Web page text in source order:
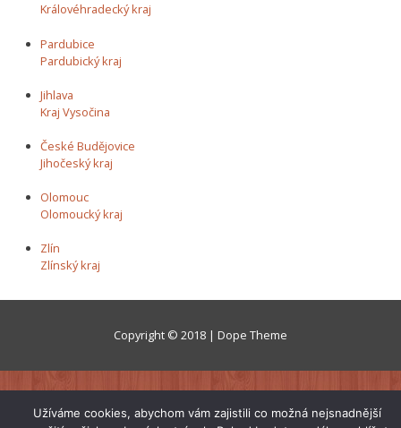
Královéhradecký kraj
Pardubice
Pardubický kraj
Jihlava
Kraj Vysočina
České Budějovice
Jihočeský kraj
Olomouc
Olomoucký kraj
Zlín
Zlínský kraj
Copyright © 2018 | Dope Theme
Užíváme cookies, abychom vám zajistili co možná nejsnadnější